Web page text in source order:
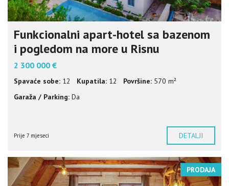
Funkcionalni apart-hotel sa bazenom
i pogledom na more u Risnu
2 300 000 €
Spavaće sobe: 12 Kupatila: 12 Površine: 570 m²
Garaža / Parking: Da
Prije 7 mjeseci DETALJI
PRODAJA